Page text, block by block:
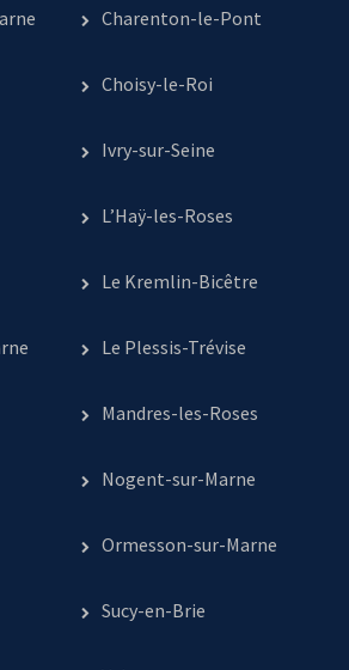
Charenton-le-Pont
Choisy-le-Roi
Ivry-sur-Seine
L’Haÿ-les-Roses
Le Kremlin-Bicêtre
Le Plessis-Trévise
Mandres-les-Roses
Nogent-sur-Marne
Ormesson-sur-Marne
Sucy-en-Brie